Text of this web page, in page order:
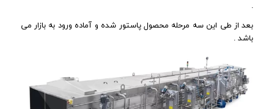
.
بعد از طی این سه مرحله محصول پاستور شده و آماده ورود به بازار می
باشد .